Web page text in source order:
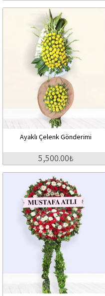
Ayaklı Çelenk Gönderimi
5,500.00₺